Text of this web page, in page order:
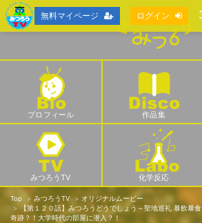
プロフィール 作品集
みつろうTV 化学反応
Top みつろうTV
オリジナルムービー
【第１２０話】みつろうどうでしょう～聖地巡礼 暴飲暴
奇跡？！大学時代の部屋に潜入？！
無料マイページ ログイン